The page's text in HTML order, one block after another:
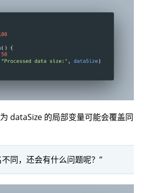
dataSize 的局部变量可能会覆盖同
同，还会有什么问题呢？”